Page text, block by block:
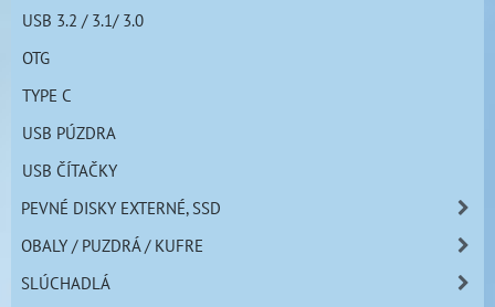
USB 3.2 / 3.1/ 3.0
OTG
TYPE C
USB PÚZDRA
USB ČÍTAČKY
PEVNÉ DISKY EXTERNÉ, SSD
OBALY / PUZDRÁ / KUFRE
SLÚCHADLÁ